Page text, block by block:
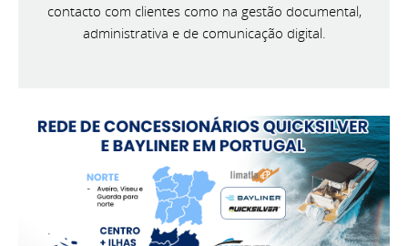
contacto com clientes como na gestão documental,
administrativa e de comunicação digital.